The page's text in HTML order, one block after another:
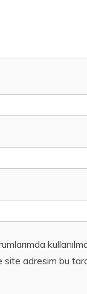
adresim bu